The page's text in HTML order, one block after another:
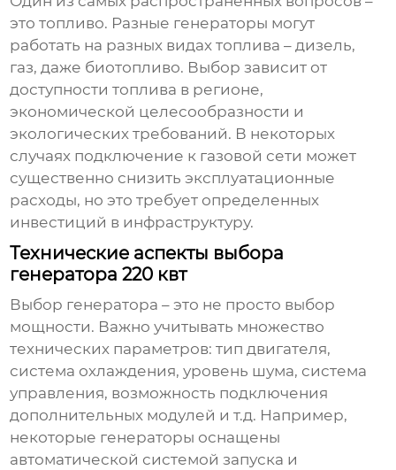
это топливо. Разные генераторы могут
работать на разных видах топлива – дизель,
газ, даже биотопливо. Выбор зависит от
доступности топлива в регионе,
экономической целесообразности и
экологических требований. В некоторых
случаях подключение к газовой сети может
существенно снизить эксплуатационные
расходы, но это требует определенных
инвестиций в инфраструктуру.
Технические аспекты выбора
генератора 220 квт
Выбор генератора – это не просто выбор
мощности. Важно учитывать множество
технических параметров: тип двигателя,
система охлаждения, уровень шума, система
управления, возможность подключения
дополнительных модулей и т.д. Например,
некоторые генераторы оснащены
автоматической системой запуска и